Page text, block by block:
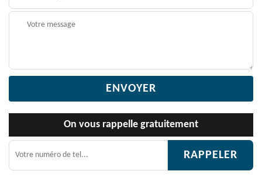
On vous rappelle gratuitement